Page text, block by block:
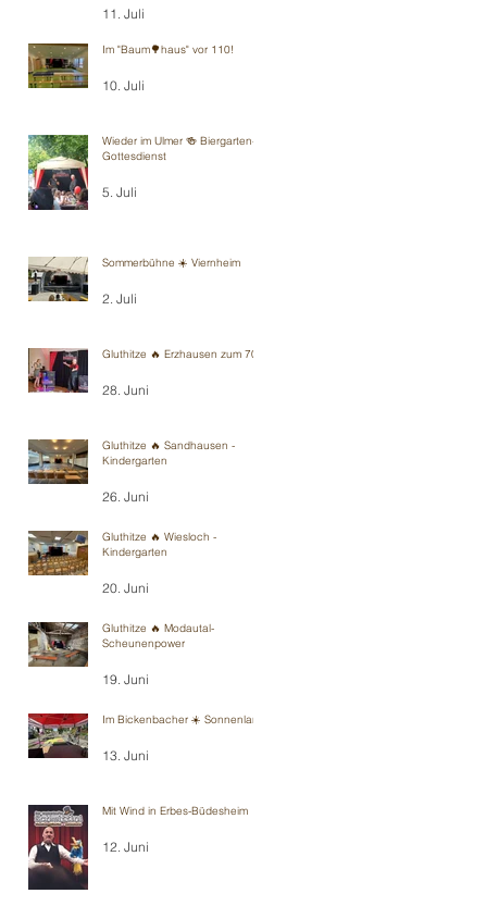
11. Juli
Im "Baum🌳haus" vor 110!
10. Juli
Wieder im Ulmer 🍻 Biergarten-
Gottesdienst
5. Juli
Sommerbühne ☀️ Viernheim
2. Juli
Gluthitze 🔥 Erzhausen zum 70.
28. Juni
Gluthitze 🔥 Sandhausen -
Kindergarten
26. Juni
Gluthitze 🔥 Wiesloch -
Kindergarten
20. Juni
Gluthitze 🔥 Modautal-
Scheunenpower
19. Juni
Im Bickenbacher ☀️ Sonnenland
13. Juni
Mit Wind in Erbes-Büdesheim
12. Juni